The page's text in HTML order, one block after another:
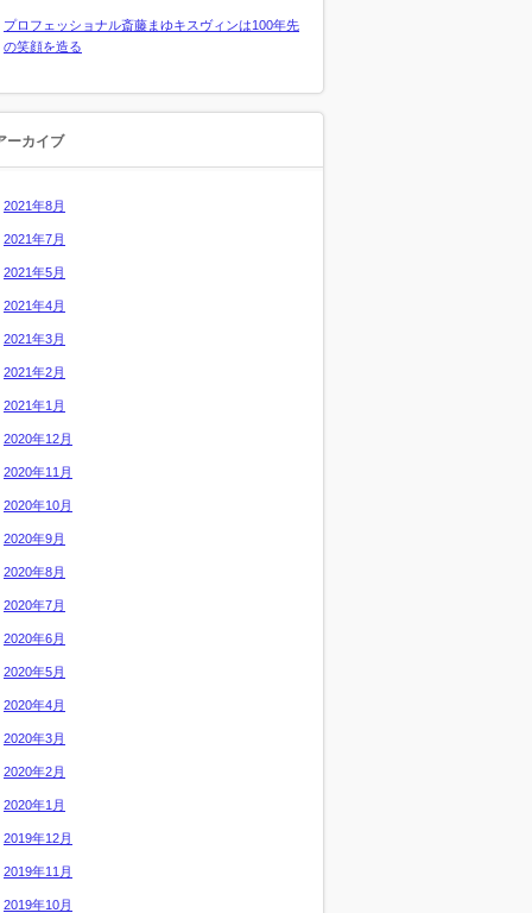
プロフェッショナル斎藤まゆキスヴィンは100年先
の笑顔を造る
ーカイブ
2021年8月
2021年7月
2021年5月
2021年4月
2021年3月
2021年2月
2021年1月
2020年12月
2020年11月
2020年10月
2020年9月
2020年8月
2020年7月
2020年6月
2020年5月
2020年4月
2020年3月
2020年2月
2020年1月
2019年12月
2019年11月
2019年10月